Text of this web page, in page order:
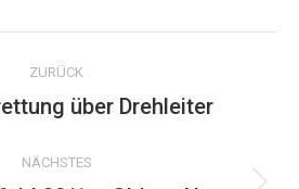
WhatsApp
ZURÜCK
Vorheriger
über Drehleiter
NÄCHSTES